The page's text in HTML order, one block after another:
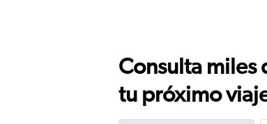
Consulta miles
tu próximo